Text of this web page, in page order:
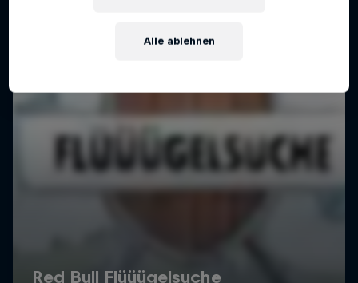
Alle ablehnen